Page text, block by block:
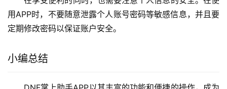
用APP时，不要随意泄露个人账号密码等敏感信息，并且要
定期修改密码以保证账户安全。
小编总结